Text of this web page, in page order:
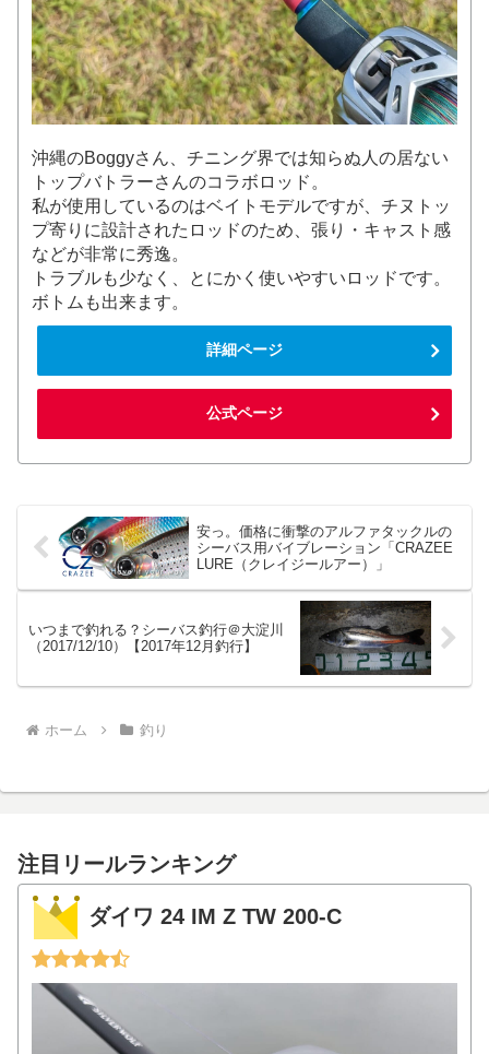
沖縄のBoggyさん、チニング界では知らぬ人の居ない
トップバトラーさんのコラボロッド。
私が使用しているのはベイトモデルですが、チヌトッ
プ寄りに設計されたロッドのため、張り・キャスト感
などが非常に秀逸。
トラブルも少なく、とにかく使いやすいロッドです。
ボトムも出来ます。
詳細ページ
公式ページ
安っ。価格に衝撃のアルファタックルの
シーバス用バイブレーション「CRAZEE
LURE（クレイジールアー）」
いつまで釣れる？シーバス釣行＠大淀川
（2017/12/10）【2017年12月釣行】
ホーム 釣り
注目リールランキング
ダイワ 24 IM Z TW 200-C